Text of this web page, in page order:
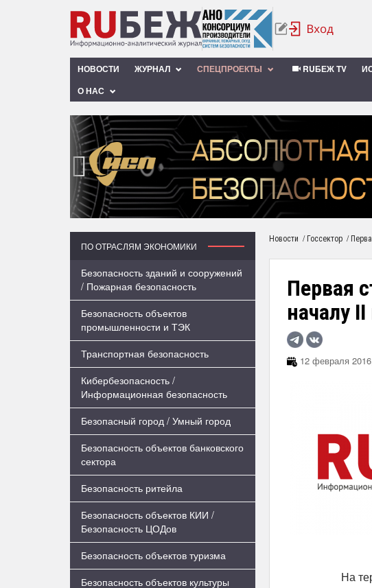
НОВОСТИ ЖУРНАЛ СПЕЦПРОЕКТЫ RUБЕЖ TV
О НАС
‹
ПО ОТРАСЛЯМ ЭКОНОМИКИ
Безопасность зданий и сооружений
/ Пожарная безопасность
Безопасность объектов
промышленности и ТЭК
Транспортная безопасность
Кибербезопасность /
Информационная безопасность
Безопасный город / Умный город
Безопасность объектов банковского
сектора
Безопасность ритейла
Безопасность объектов КИИ /
Безопасность ЦОДов
Безопасность объектов туризма
Безопасность объектов культуры
Новости / Госсектор /
Первая
началу
12 февраля
На